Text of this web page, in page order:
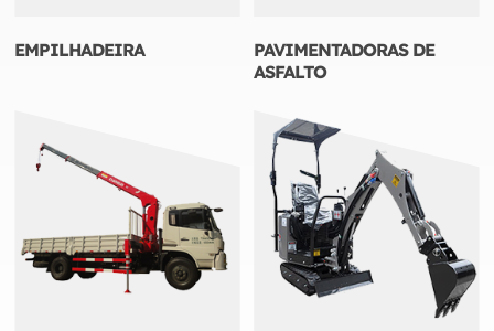
EMPILHADEIRA
PAVIMENTADORAS DE
ASFALTO